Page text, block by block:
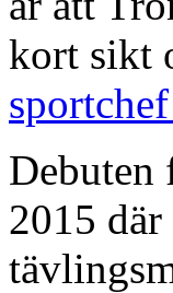
kort sikt
Debuten
2015